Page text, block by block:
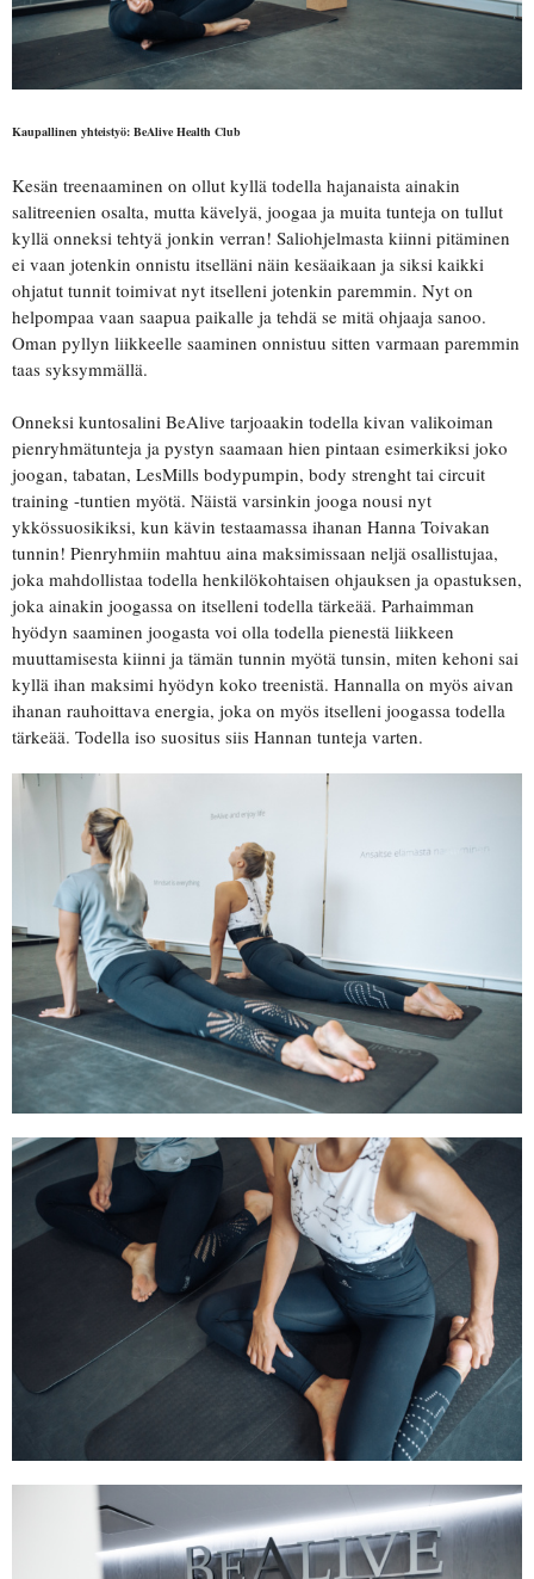
Kaupallinen yhteistyö: BeAlive Health Club
Kesän treenaaminen on ollut kyllä todella hajanaista ainakin
salitreenien osalta, mutta kävelyä, joogaa ja muita tunteja on tullut
kyllä onneksi tehtyä jonkin verran! Saliohjelmasta kiinni pitäminen
ei vaan jotenkin onnistu itselläni näin kesäaikaan ja siksi kaikki
ohjatut tunnit toimivat nyt itselleni jotenkin paremmin. Nyt on
helpompaa vaan saapua paikalle ja tehdä se mitä ohjaaja sanoo.
Oman pyllyn liikkeelle saaminen onnistuu sitten varmaan paremmin
taas syksymmällä.
Onneksi kuntosalini BeAlive tarjoaakin todella kivan valikoiman
pienryhmätunteja ja pystyn saamaan hien pintaan esimerkiksi joko
joogan, tabatan, LesMills bodypumpin, body strenght tai circuit
training -tuntien myötä. Näistä varsinkin jooga nousi nyt
ykkössuosikiksi, kun kävin testaamassa ihanan Hanna Toivakan
tunnin! Pienryhmiin mahtuu aina maksimissaan neljä osallistujaa,
joka mahdollistaa todella henkilökohtaisen ohjauksen ja opastuksen,
joka ainakin joogassa on itselleni todella tärkeää. Parhaimman
hyödyn saaminen joogasta voi olla todella pienestä liikkeen
muuttamisesta kiinni ja tämän tunnin myötä tunsin, miten kehoni sai
kyllä ihan maksimi hyödyn koko treenistä. Hannalla on myös aivan
ihanan rauhoittava energia, joka on myös itselleni joogassa todella
tärkeää. Todella iso suositus siis Hannan tunteja varten.